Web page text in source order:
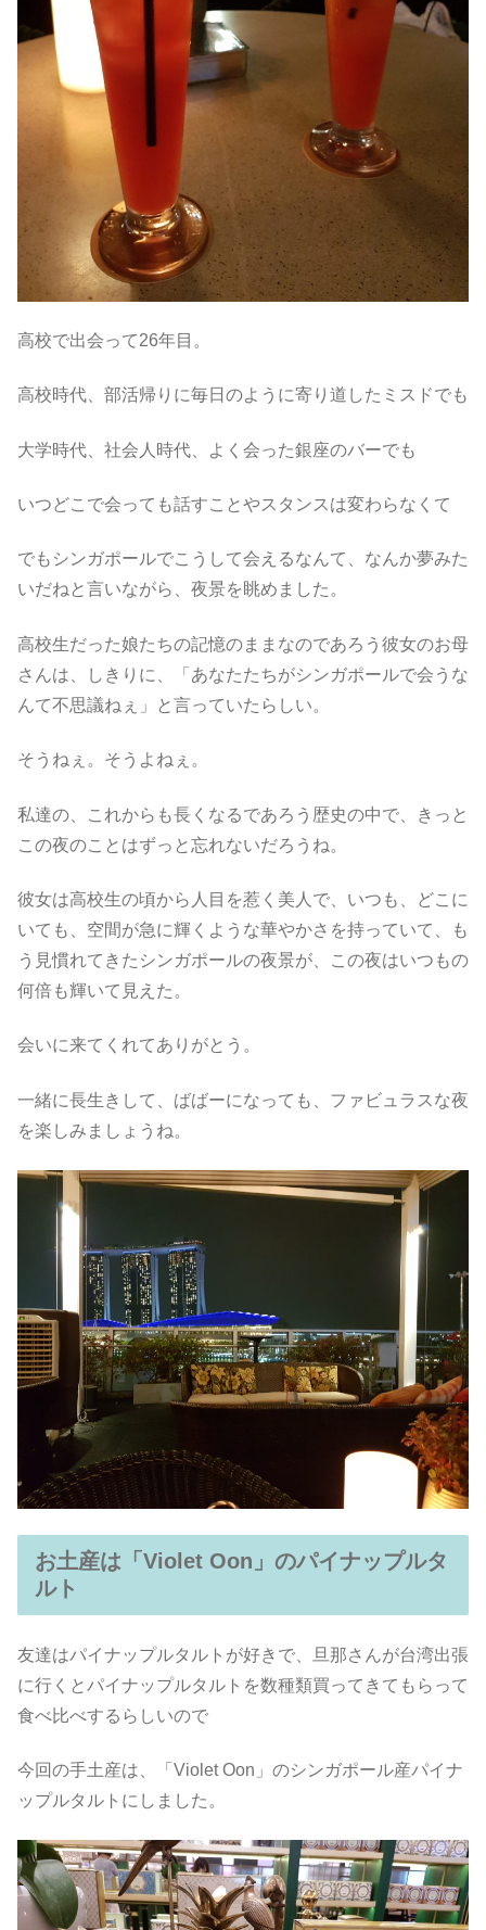
高校で出会って26年目。
高校時代、部活帰りに毎日のように寄り道したミスドでも
大学時代、社会人時代、よく会った銀座のバーでも
いつどこで会っても話すことやスタンスは変わらなくて
でもシンガポールでこうして会えるなんて、なんか夢みた
いだねと言いながら、夜景を眺めました。
高校生だった娘たちの記憶のままなのであろう彼女のお母
さんは、しきりに、「あなたたちがシンガポールで会うな
んて不思議ねぇ」と言っていたらしい。
そうねぇ。そうよねぇ。
私達の、これからも長くなるであろう歴史の中で、きっと
この夜のことはずっと忘れないだろうね。
彼女は高校生の頃から人目を惹く美人で、いつも、どこに
いても、空間が急に輝くような華やかさを持っていて、も
う見慣れてきたシンガポールの夜景が、この夜はいつもの
何倍も輝いて見えた。
会いに来てくれてありがとう。
一緒に長生きして、ばばーになっても、ファビュラスな夜
を楽しみましょうね。
お土産は「Violet Oon」のパイナップルタ
ルト
友達はパイナップルタルトが好きで、旦那さんが台湾出張
に行くとパイナップルタルトを数種類買ってきてもらって
食べ比べするらしいので
今回の手土産は、「Violet Oon」のシンガポール産パイナ
ップルタルトにしました。